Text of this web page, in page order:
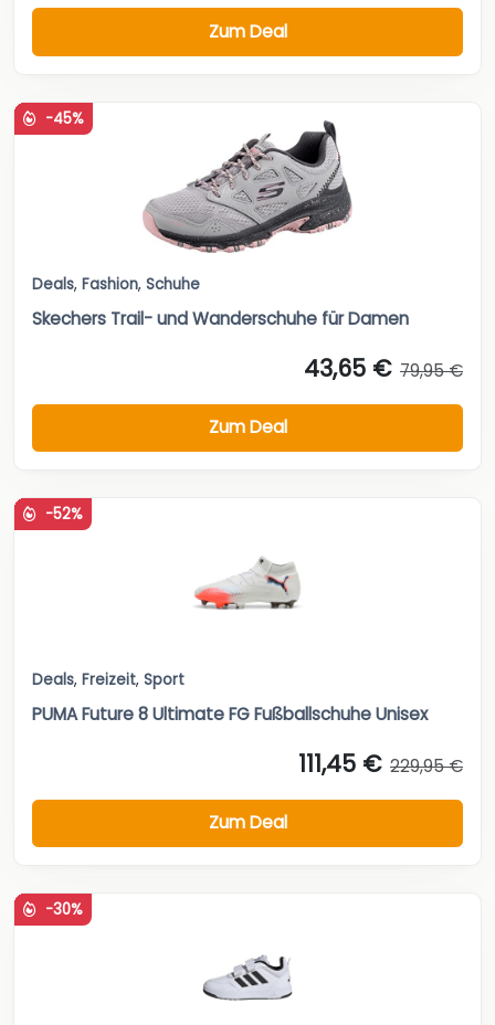
Zum Deal
-45%
Deals, Fashion, Schuhe
Skechers Trail- und Wanderschuhe für Damen
43,65 € 79,95 €
Zum Deal
-52%
Deals, Freizeit, Sport
PUMA Future 8 Ultimate FG Fußballschuhe Unisex
111,45 € 229,95 €
Zum Deal
-30%